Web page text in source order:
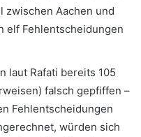
zwischen Aachen und
elf Fehlentscheidungen
laut Rafati bereits 105
falsch gepfiffen –
Fehlentscheidungen
würden sich